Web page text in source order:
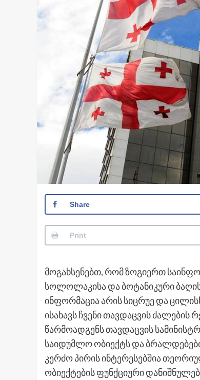
Share
Print
მოგახსენებთ, რომ ზოგიერთ
სოლოლაკისა და ბოტანიკური
ინფორმაცია არის სიცრუე და
ისახავს ჩვენი თავდაცვის ძალების
წარმოადგენს თავდაცვის
საიდუმლო ობიექტს და
კერძო პირის ინტერესებშია
ობიექტების ფუნქციური